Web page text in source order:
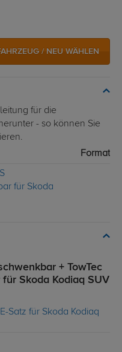
/ NEU WÄHLEN
für die
- so können Sie
Format
für Skoda
+ TowTec
Skoda Kodiaq SUV